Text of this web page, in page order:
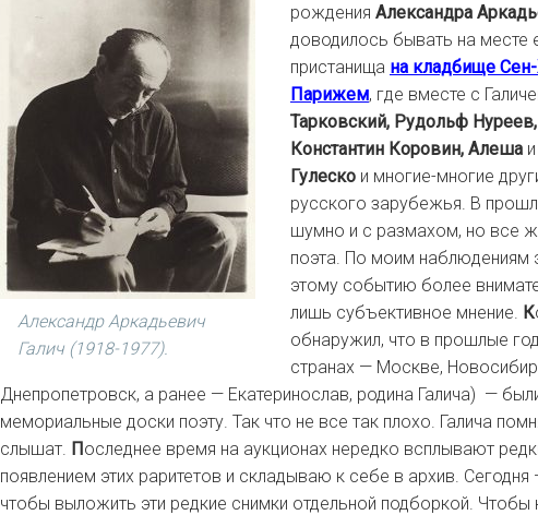
Александр Аркадьевич
Галич (1918-1977).
рождения Александра
доводилось бывать на месте
пристанища на кладбище
Парижем, где вместе с
Тарковский, Рудольф
Константин Коровин, Алеша и
Гулеско и многие-многие
русского зарубежья. В
шумно и с размахом, но все
поэта. По моим наблюдениям
этому событию более
лишь субъективное мнение. К
обнаружил, что в прошлые
странах — Москве,
Днепропетровск, а ранее — Екатеринослав, родина Галича) —
мемориальные доски поэту. Так что не все так плохо. Галича
слышат. Последнее время на аукционах нередко всплывают
появлением этих раритетов и складываю к себе в архив.
чтобы выложить эти редкие снимки отдельной подборкой. Чтобы